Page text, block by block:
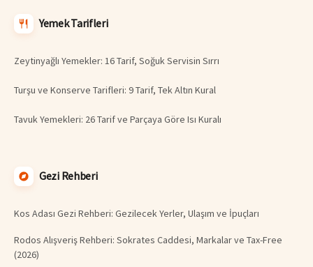
Yemek Tarifleri
Zeytinyağlı Yemekler: 16 Tarif, Soğuk Servisin Sırrı
Turşu ve Konserve Tarifleri: 9 Tarif, Tek Altın Kural
Tavuk Yemekleri: 26 Tarif ve Parçaya Göre Isı Kuralı
Gezi Rehberi
Kos Adası Gezi Rehberi: Gezilecek Yerler, Ulaşım ve İpuçları
Rodos Alışveriş Rehberi: Sokrates Caddesi, Markalar ve Tax-Free
(2026)